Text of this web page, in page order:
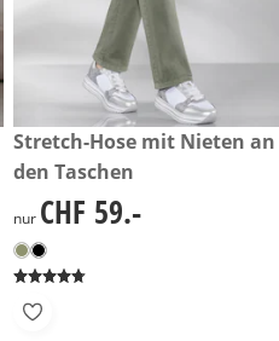
CHF 59.-
Stretch-Hose mit Nieten an
den Taschen
CHF 59.-
nur CHF 59.-